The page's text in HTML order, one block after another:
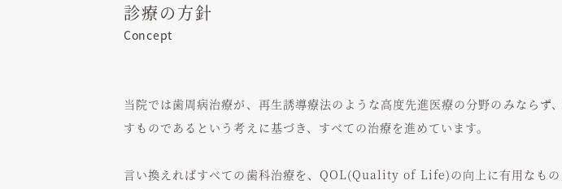
診療の方針
Concept
当院では歯周病治療が、再生誘導療法のような高度先進医療の分野のみならず
すものであるという考えに基づき、すべての治療を進めています。
言い換えればすべての歯科治療を、QOL(Quality of Life)の向上に有用なもの